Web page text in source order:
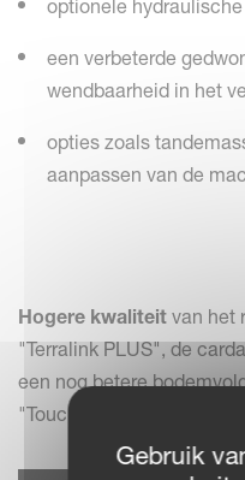
optionele
een verbeterde
wendbaarheid in het
opties zoals
aanpassen van de
Hogere kwaliteit van het
"Terralink PLUS", de
een nog betere
"Touch-Down-Effect".
Gebruik